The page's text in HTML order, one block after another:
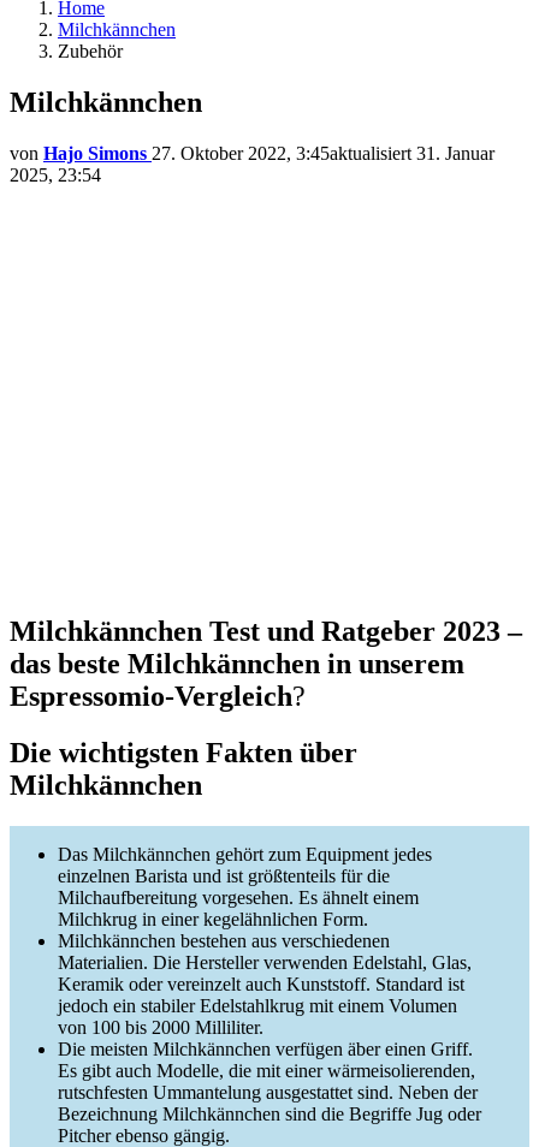
Home
Milchkännchen
Zubehör
Milchkännchen
von Hajo Simons 27. Oktober 2022, 3:45aktualisiert 31. Januar
2025, 23:54
Milchkännchen Test und Ratgeber 2023 –
das beste Milchkännchen in unserem
Espressomio-Vergleich?
Die wichtigsten Fakten über
Milchkännchen
Das Milchkännchen gehört zum Equipment jedes
einzelnen Barista und ist größtenteils für die
Milchaufbereitung vorgesehen. Es ähnelt einem
Milchkrug in einer kegelähnlichen Form.
Milchkännchen bestehen aus verschiedenen
Materialien. Die Hersteller verwenden Edelstahl, Glas,
Keramik oder vereinzelt auch Kunststoff. Standard ist
jedoch ein stabiler Edelstahlkrug mit einem Volumen
von 100 bis 2000 Milliliter.
Die meisten Milchkännchen verfügen äber einen Griff.
Es gibt auch Modelle, die mit einer wärmeisolierenden,
rutschfesten Ummantelung ausgestattet sind. Neben der
Bezeichnung Milchkännchen sind die Begriffe Jug oder
Pitcher ebenso gängig.